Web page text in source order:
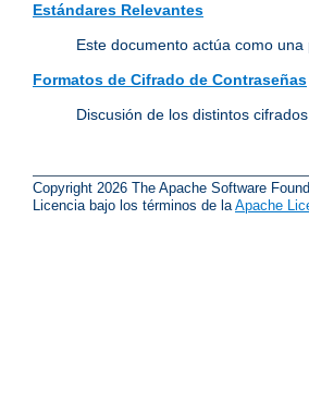
Estándares Relevantes
Este documento actúa como
Formatos de Cifrado de Contraseñas
Discusión de los distintos
Copyright 2026 The Apache Software
Licencia bajo los términos de la Apache